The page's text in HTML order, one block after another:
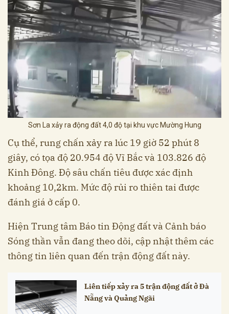
Sơn La xảy ra động đất 4,0 độ tại khu vực Mường Hung
Cụ thể, rung chấn xảy ra lúc 19 giờ 52 phút 8
giây, có tọa độ 20.954 độ Vĩ Bắc và 103.826 độ
Kinh Đông. Độ sâu chấn tiêu được xác định
khoảng 10,2km. Mức độ rủi ro thiên tai được
đánh giá ở cấp 0.
Hiện Trung tâm Báo tin Động đất và Cảnh báo
Sóng thần vẫn đang theo dõi, cập nhật thêm các
thông tin liên quan đến trận động đất này.
Liên tiếp xảy ra 5 trận động đất ở Đà
Nẵng và Quảng Ngãi